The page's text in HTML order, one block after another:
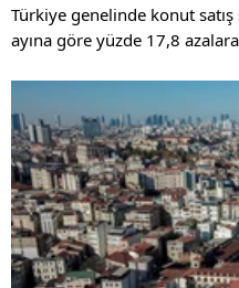
Türkiye genelinde konut satış
ayına göre yüzde 17,8